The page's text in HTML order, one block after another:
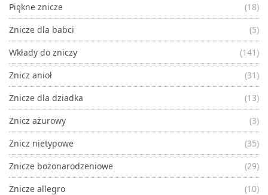
Piękne znicze
(18)
Znicze dla babci
(5)
Wkłady do zniczy
(141)
Znicz anioł
(31)
Znicze dla dziadka
(13)
Znicz ażurowy
(3)
Znicz nietypowe
(35)
Znicze bożonarodzeniowe
(29)
Znicze allegro
(10)